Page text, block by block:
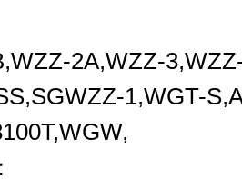
2A,WZZ-
1,WGT-